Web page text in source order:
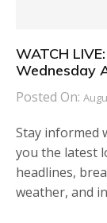
WATCH
Wednesday
Posted On:
Stay informed
you the latest
headlines,
weather, and